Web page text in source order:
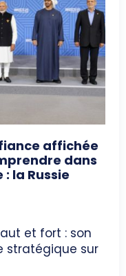
affichée
dans
la Russie
et fort : son
stratégique sur